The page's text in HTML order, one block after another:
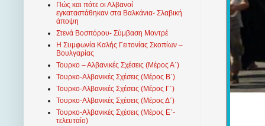
Πώς και πότε οι Αλβανοί
εγκαταστάθηκαν στα Βαλκάνια- Σλαβική
άποψη
Στενά Βοσπόρου- Σύμβαση Μοντρέ
Η Συμφωνία Καλής Γειτονίας Σκοπίων –
Βουλγαρίας
Τουρκο – Αλβανικές Σχέσεις (Mέρος Α΄)
Τουρκο-Αλβανικές Σχέσεις (Μέρος Β΄)
Τουρκο-Αλβανικές Σχέσεις (Μέρος Γ΄)
Τουρκο-Αλβανικές Σχέσεις (Μέρος Δ΄)
Τουρκο-Αλβανικές Σχέσεις (Μέρος Ε΄-
τελευταίο)